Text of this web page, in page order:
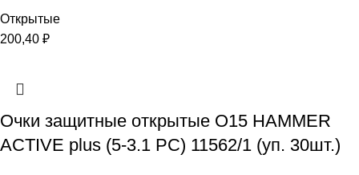
Открытые
200,40 ₽
Очки защитные открытые О15 HAMMER
ACTIVE plus (5-3.1 PC) 11562/1 (уп. 30шт.)